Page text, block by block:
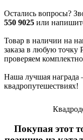
Остались вопросы?
550 9025 или
Товар в наличии на
заказа в любую точку
проверяем
Наша лучшая награда
квадропутешествиях!
Покупая этот